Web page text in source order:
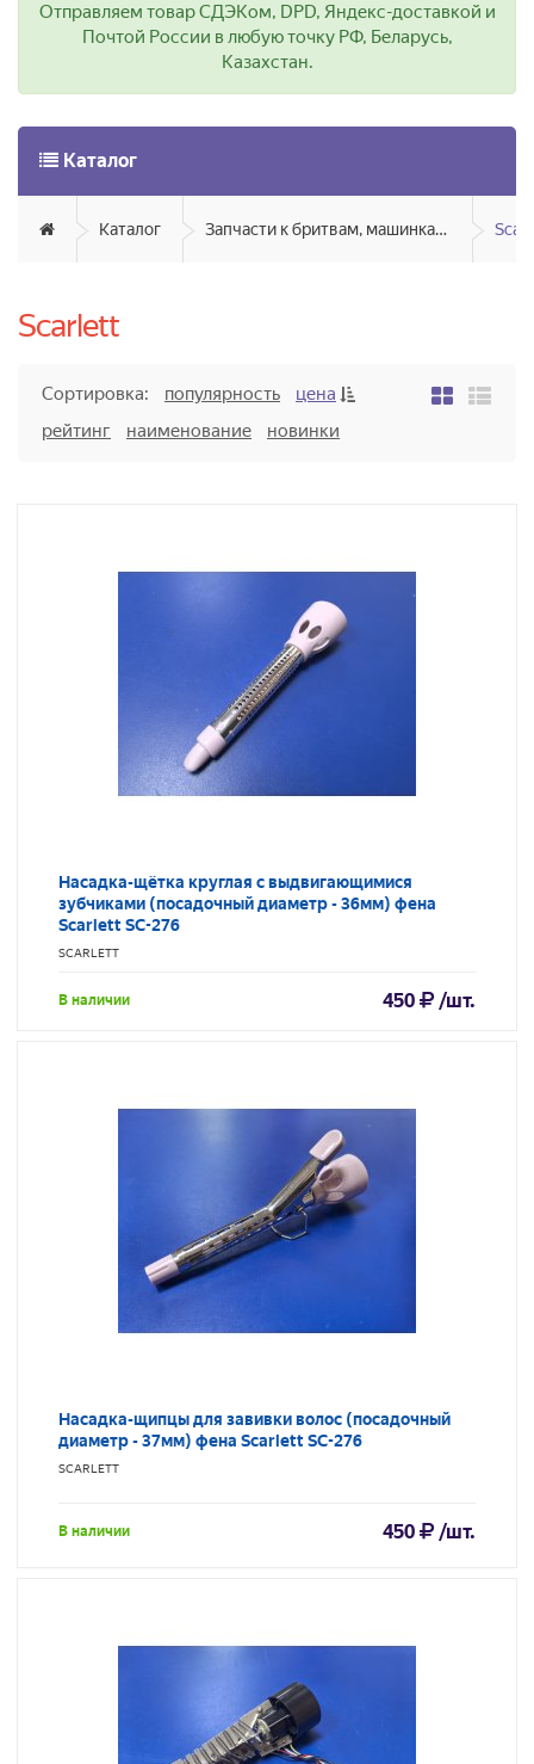
Отправляем товар СДЭКом, DPD, Яндекс-доставкой и
Почтой России в любую точку РФ, Беларусь,
Казахстан.
Каталог
Каталог Запчасти к бритвам, машинкам для стрижки, фенам, эпиляторам, зубным щёткам
Scarlett
Сортировка: популярность
цена
рейтинг
наименование новинки
Насадка-щётка круглая с выдвигающимися
зубчиками (посадочный диаметр - 36мм) фена
Scarlett SC-276
SCARLETT
В наличии 450 /шт.
Насадка-щипцы для завивки волос (посадочный
диаметр - 37мм) фена Scarlett SC-276
SCARLETT
В наличии 450 /шт.